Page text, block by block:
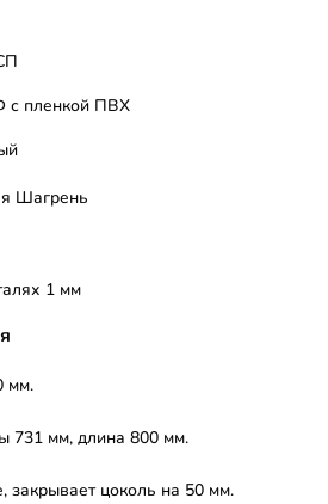
пленкой ПВХ
Шагрень
1 мм
мм.
731 мм, длина 800 мм.
закрывает цоколь на 50 мм.